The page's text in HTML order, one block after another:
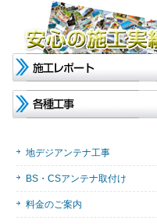
地デジアンテナ工事
BS・CSアンテナ取付け
料金のご案内